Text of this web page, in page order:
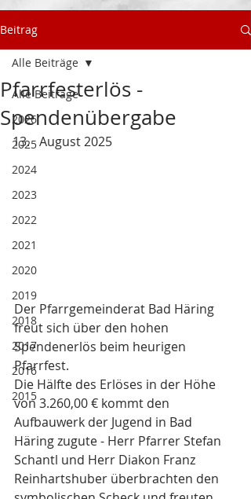
Beitrag
Alle Beiträge
2026
2025
2024
2023
2022
2021
2020
2019
2018
2017
2016
2015
Alle Beiträge
Pfarrfesterlös -
Spendenübergabe
August 2025
Der Pfarrgemeinderat Bad Häring
freut sich über den hohen
Spendenerlös beim heurigen
Pfarrfest.
Die Hälfte des Erlöses in der Höhe
von 3.260,00 € kommt den
Aufbauwerk der Jugend in Bad
Häring zugute - Herr Pfarrer Stefan
Schantl und Herr Diakon Franz
Reinhartshuber überbrachten den